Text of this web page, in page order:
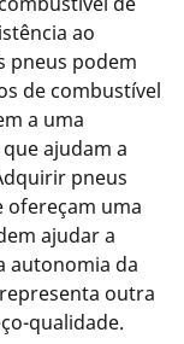
ao
pneus podem
de combustível
a uma
ajudam a
pneus
ofereçam uma
ajudar a
autonomia da
outra
qualidade.